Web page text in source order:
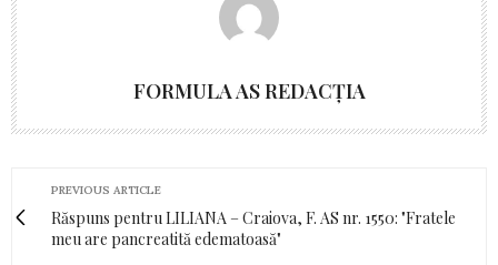
FORMULA AS REDACȚIA
PREVIOUS ARTICLE
Răspuns pentru LILIANA – Craiova, F. AS nr. 1550: "Fratele
meu are pancreatită edematoasă"